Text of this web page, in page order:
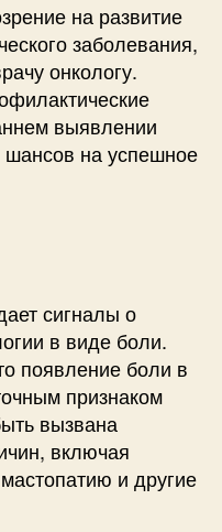
на развитие
заболевания,
онкологу.
выявлении
на успешное
сигналы о
в виде боли.
появление боли в
признаком
вызвана
включая
и другие